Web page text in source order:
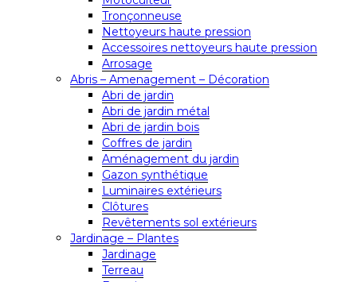
Tronçonneuse
Nettoyeurs haute pression
Accessoires nettoyeurs haute pression
Arrosage
Abris – Amenagement – Décoration
Abri de jardin
Abri de jardin métal
Abri de jardin bois
Coffres de jardin
Aménagement du jardin
Gazon synthétique
Luminaires extérieurs
Clôtures
Revêtements sol extérieurs
Jardinage – Plantes
Jardinage
Terreau